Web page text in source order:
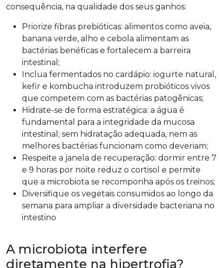
consequência, na qualidade dos seus ganhos:
Priorize fibras prebióticas: alimentos como aveia,
banana verde, alho e cebola alimentam as
bactérias benéficas e fortalecem a barreira
intestinal;
Inclua fermentados no cardápio: iogurte natural,
kefir e kombucha introduzem probióticos vivos
que competem com as bactérias patogênicas;
Hidrate-se de forma estratégica: a água é
fundamental para a integridade da mucosa
intestinal; sem hidratação adequada, nem as
melhores bactérias funcionam como deveriam;
Respeite a janela de recuperação: dormir entre 7
e 9 horas por noite reduz o cortisol e permite
que a microbiota se recomponha após os treinos;
Diversifique os vegetais consumidos ao longo da
semana para ampliar a diversidade bacteriana no
intestino
A microbiota interfere
diretamente na hipertrofia?